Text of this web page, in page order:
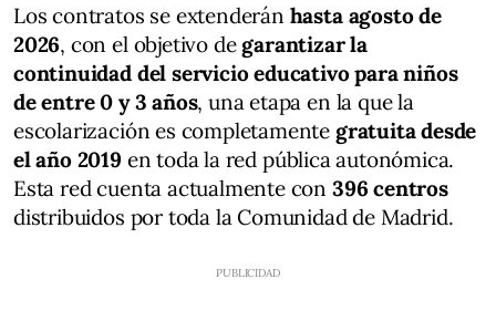
Los contratos se extenderán hasta agosto de
2026, con el objetivo de garantizar la
continuidad del servicio educativo para niños
de entre 0 y 3 años, una etapa en la que la
escolarización es completamente gratuita desde
el año 2019 en toda la red pública autonómica.
Esta red cuenta actualmente con 396 centros
distribuidos por toda la Comunidad de Madrid.